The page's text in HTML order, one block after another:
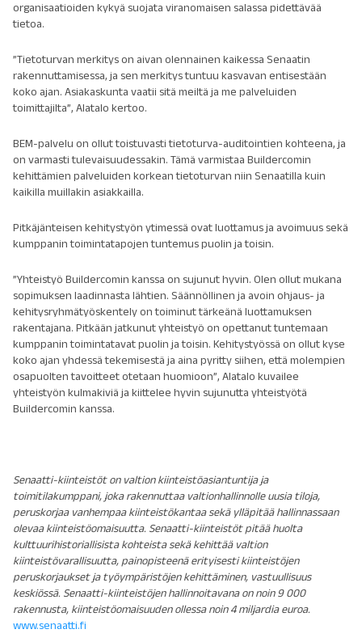
organisaatioiden kykyä suojata viranomaisen salassa pidettävää
tietoa.
”Tietoturvan merkitys on aivan olennainen kaikessa Senaatin
rakennuttamisessa, ja sen merkitys tuntuu kasvavan entisestään
koko ajan. Asiakaskunta vaatii sitä meiltä ja me palveluiden
toimittajilta”, Alatalo kertoo.
BEM-palvelu on ollut toistuvasti tietoturva-auditointien kohteena, ja
on varmasti tulevaisuudessakin. Tämä varmistaa Buildercomin
kehittämien palveluiden korkean tietoturvan niin Senaatilla kuin
kaikilla muillakin asiakkailla.
Pitkäjänteisen kehitystyön ytimessä ovat luottamus ja avoimuus sekä
kumppanin toimintatapojen tuntemus puolin ja toisin.
”Yhteistyö Buildercomin kanssa on sujunut hyvin. Olen ollut mukana
sopimuksen laadinnasta lähtien. Säännöllinen ja avoin ohjaus- ja
kehitysryhmätyöskentely on toiminut tärkeänä luottamuksen
rakentajana. Pitkään jatkunut yhteistyö on opettanut tuntemaan
kumppanin toimintatavat puolin ja toisin. Kehitystyössä on ollut kyse
koko ajan yhdessä tekemisestä ja aina pyritty siihen, että molempien
osapuolten tavoitteet otetaan huomioon”, Alatalo kuvailee
yhteistyön kulmakiviä ja kiittelee hyvin sujunutta yhteistyötä
Buildercomin kanssa.
Senaatti-kiinteistöt on valtion kiinteistöasiantuntija ja
toimitilakumppani, joka rakennuttaa valtionhallinnolle uusia tiloja,
peruskorjaa vanhempaa kiinteistökantaa sekä ylläpitää hallinnassaan
olevaa kiinteistöomaisuutta. Senaatti-kiinteistöt pitää huolta
kulttuurihistoriallisista kohteista sekä kehittää valtion
kiinteistövarallisuutta, painopisteenä erityisesti kiinteistöjen
peruskorjaukset ja työympäristöjen kehittäminen, vastuullisuus
keskiössä. Senaatti-kiinteistöjen hallinnoitavana on noin 9 000
rakennusta, kiinteistöomaisuuden ollessa noin 4 miljardia euroa.
www.senaatti.fi